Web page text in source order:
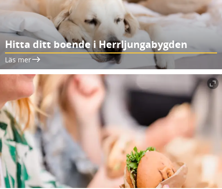
Hitta ditt boende i Herrljungabygden
Läs mer